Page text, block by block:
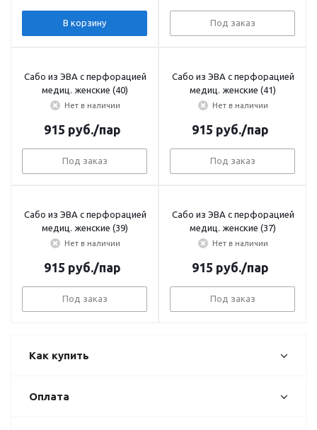
В корзину Под заказ
Сабо из ЭВА с перфорацией
медиц. женские (40)
Нет в наличии
915 руб./пар
Под заказ
Сабо из ЭВА с перфорацией
медиц. женские (41)
Нет в наличии
915 руб./пар
Под заказ
Сабо из ЭВА с перфорацией
медиц. женские (39)
Нет в наличии
915 руб./пар
Под заказ
Сабо из ЭВА с перфорацией
медиц. женские (37)
Нет в наличии
915 руб./пар
Под заказ
Как купить
Оплата